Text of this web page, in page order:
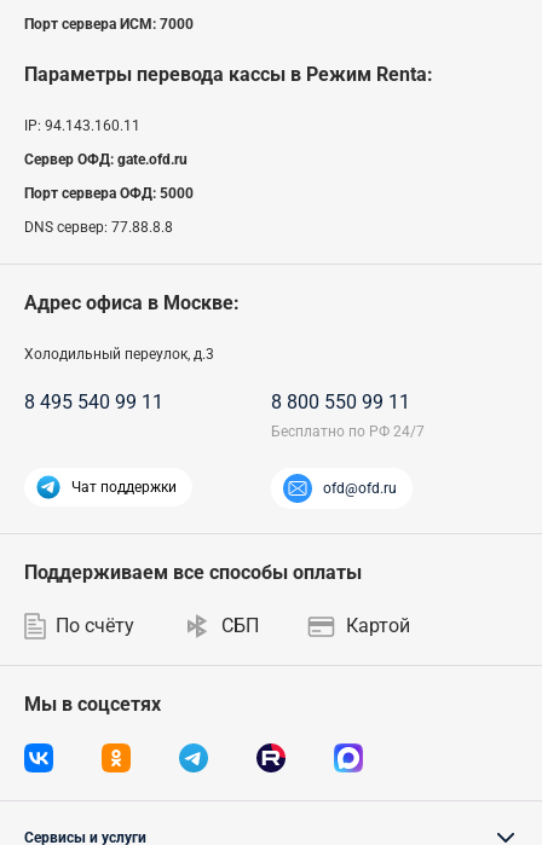
Порт сервера ИСМ: 7000
Параметры перевода кассы в Режим Renta:
IP: 94.143.160.11
Сервер ОФД: gate.ofd.ru
Порт сервера ОФД: 5000
DNS сервер: 77.88.8.8
Адрес офиса в Москве:
Холодильный переулок, д.3
8 495 540 99 11 8 800 550 99 11
Чат поддержки ofd@ofd.ru
Мы в соцсетях
Поддерживаем все способы оплаты
По счёту СБП Картой
Сервисы и услуги